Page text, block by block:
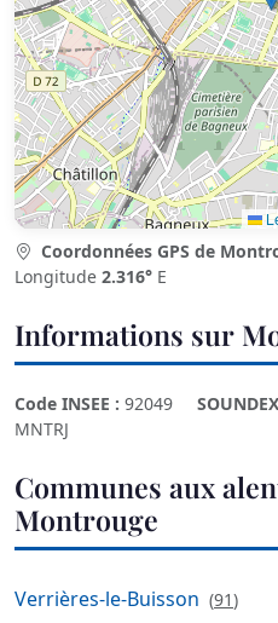
Coordonnées GPS de
Longitude 2.316° E
Informations sur
Code INSEE : 92049
MNTRJ
Communes aux
Montrouge
Verrières-le-Buisson (91)